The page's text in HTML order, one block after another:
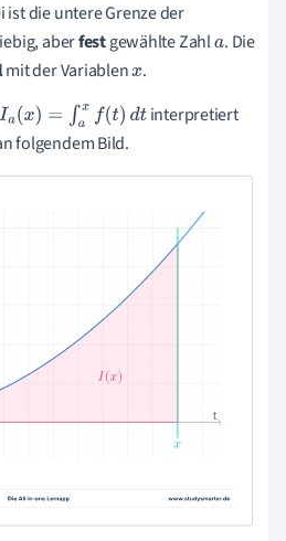
die untere Grenze der
aberfestgewählte Zahla. Die
mit der Variablenx.
Ia(x)=∫ axf (t)d t
interpretiert
folgendem Bild.